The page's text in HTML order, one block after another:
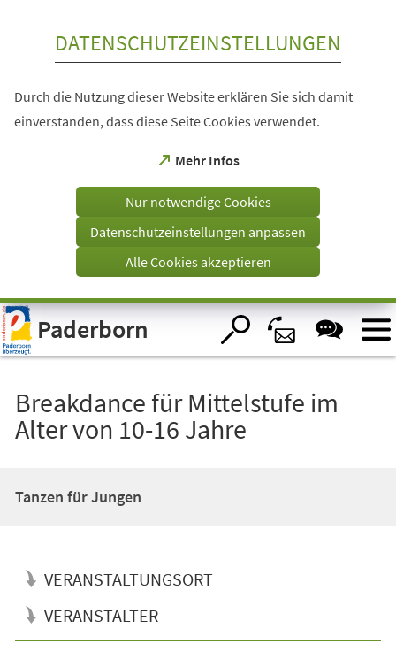
Visuelle
Assistenzsoftware
öffnen.
DATENSCHUTZEINSTELLUNGEN
Durch die Nutzung dieser Website erklären Sie sich damit
einverstanden, dass diese Seite Cookies verwendet.
Mehr Infos
(Öffnet
einem
Tab)
Nur notwendige Cookies
Datenschutzeinstellungen anpassen
Alle Cookies akzeptieren
Paderborn
Breakdance für Mittelstufe im
Alter von 10-16 Jahre
Tanzen für Jungen
VERANSTALTUNGSORT
VERANSTALTER